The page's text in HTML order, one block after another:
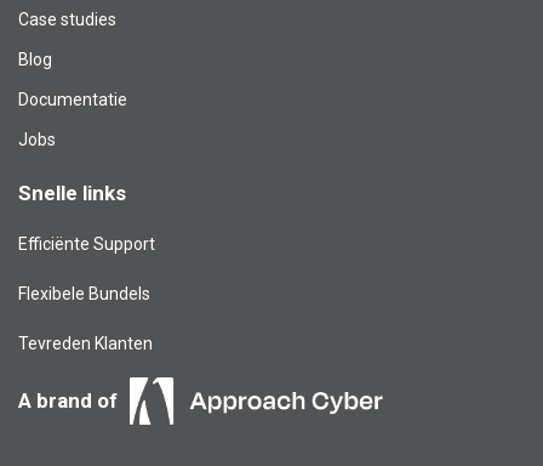
Case studies
Blog​
Documentatie
Jobs
Snelle links
Efficiënte Support
Flexibele Bundels
Tevreden Klanten
A brand of